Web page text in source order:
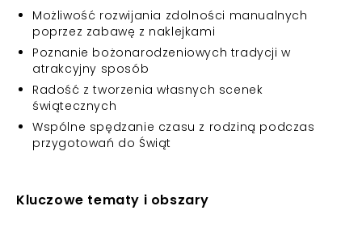
Możliwość rozwijania zdolności manualnych
poprzez zabawę z naklejkami
Poznanie bożonarodzeniowych tradycji w
atrakcyjny sposób
Radość z tworzenia własnych scenek
świątecznych
Wspólne spędzanie czasu z rodziną podczas
przygotowań do Świąt
Kluczowe tematy i obszary